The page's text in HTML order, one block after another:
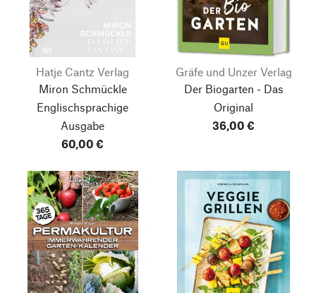
Hatje Cantz Verlag
Miron Schmückle
Englischsprachige
Ausgabe
60,00 €
Gräfe und Unzer Verlag
Der Biogarten - Das
Original
36,00 €